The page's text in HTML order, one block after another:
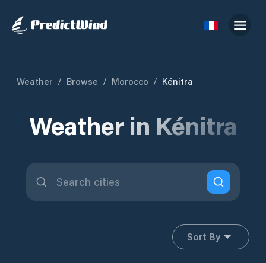
Weather / Browse / Morocco / Kénitra
Weather in Kénitra
Sort By